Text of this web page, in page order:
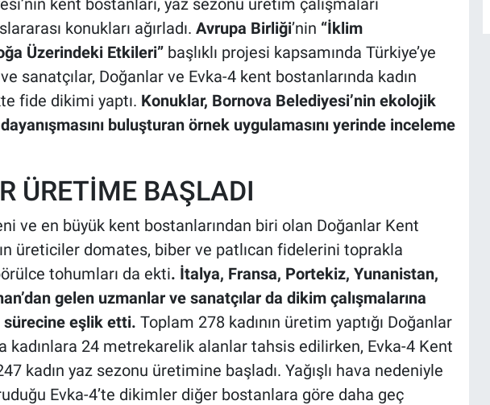
konukları ağırladı. Avrupa Birliği’nin “İklim
Üzerindeki Etkileri”başlıklı projesi kapsamında Türkiye’ye
sanatçılar, Doğanlar ve Evka-4 kent bostanlarında kadın
fide dikimi yaptı. Konuklar, Bornova Belediyesi’nin ekolojik
buluşturan örnek uygulamasını yerinde inceleme
ÜRETİME BAŞLADI
ve en büyük kent bostanlarından biri olan Doğanlar Kent
üreticiler domates, biber ve patlıcan fidelerini toprakla
tohumları da ekti. İtalya, Fransa, Portekiz, Yunanistan,
gelen uzmanlar ve sanatçılar da dikim çalışmalarına
sürecine eşlik etti. Toplam 278 kadının üretim yaptığı Doğanlar
kadınlara 24 metrekarelik alanlar tahsis edilirken, Evka-4 Kent
kadın yaz sezonu üretimine başladı. Yağışlı hava nedeniyle
Evka-4’te dikimler diğer bostanlara göre daha geç